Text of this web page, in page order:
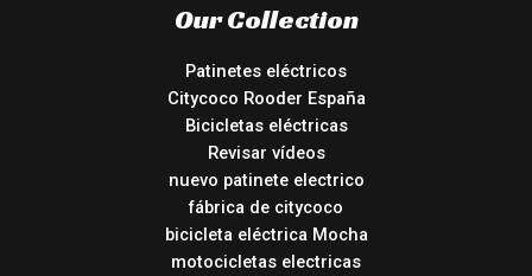
Our Collection
Patinetes eléctricos
Citycoco Rooder España
Bicicletas eléctricas
Revisar vídeos
nuevo patinete electrico
fábrica de citycoco
bicicleta eléctrica Mocha
motocicletas electricas